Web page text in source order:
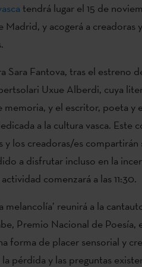
tendrá lugar el 15 de
Madrid, y acogerá a creadoras
Sara Fantova, tras el estreno
Uxue Alberdi, cuya
y el escritor, poeta y
a la cultura vasca. Este
y los creadoras/es compartirán
a disfrutar incluso en la
comenzará a las 11:30.
melancolía’ reunirá a la
Premio Nacional de Poesía,
forma de placer sensorial y
pérdida y las preguntas